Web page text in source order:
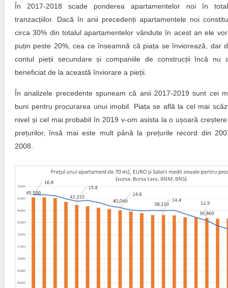
În 2017-2018 scade ponderea apartamentelor noi în
tranzacțiilor. Dacă în anii precedenți apartamentele noi
circa 30% din totalul apartamentelor vândute în acest an ele
puțin peste 20%, cea ce înseamnă că piața se înviorează, dar
contul pieții secundare și companiile de construcții încă nu
beneficiat de la această înviorare a pieții.
În analizele precedente spuneam că anii 2017-2019 sunt cei
buni pentru procurarea unui imobil. Piața se află la cel mai
nivel și cel mai probabil în 2019 v-om asista la o ușoară
prețurilor, însă mai este mult până la prețurile record din
2008.